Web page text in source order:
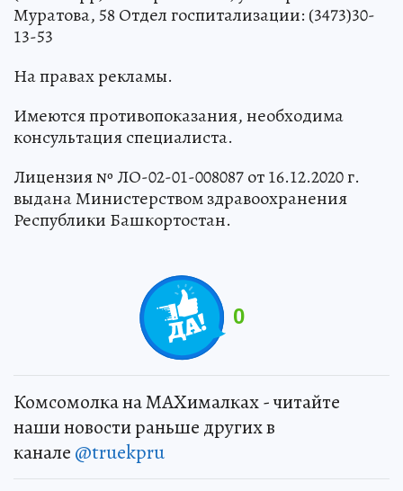
Муратова, 58 Отдел госпитализации: (3473)30-
13-53
На правах рекламы.
Имеются противопоказания, необходима
консультация специалиста.
Лицензия № ЛО-02-01-008087 от 16.12.2020 г.
выдана Министерством здравоохранения
Республики Башкортостан.
0
Комсомолка на MAXималках - читайте
наши новости раньше других в
канале @truekpru